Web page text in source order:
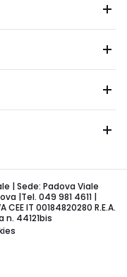
| Sede: Padova Viale
|Tel. 049 981 4611 |
IT 00184820280 R.E.A.
n. 44121bis